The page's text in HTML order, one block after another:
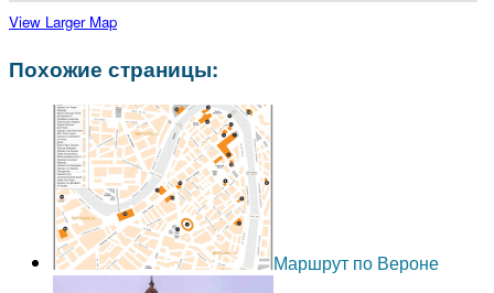
View Larger Map
Похожие страницы:
Маршрут по Вероне